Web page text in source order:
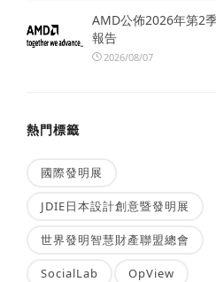
AMD公佈2026年第2
報告
2026/08/07
熱門標籤
國際發明展
JDIE日本設計創意暨發明展
世界發明智慧財產聯盟總會
SocialLab OpView